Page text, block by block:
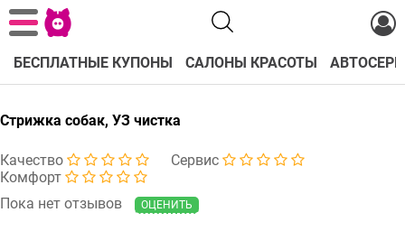
БЕСПЛАТНЫЕ КУПОНЫ САЛОНЫ КРАСОТЫ
Стрижка собак, УЗ чистка
Качество
Сервис
Комфорт
Пока нет отзывов
ОЦЕНИТЬ